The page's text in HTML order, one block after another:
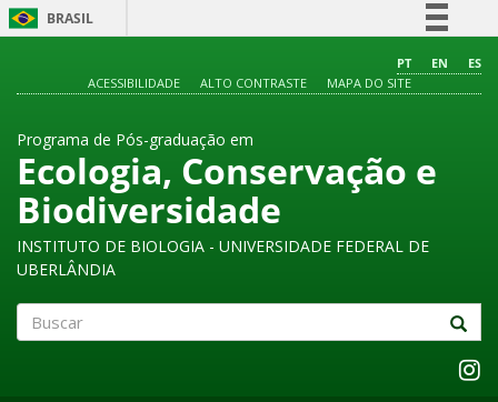
BRASIL
Comunica BR
Acesso à informação
Legislação
PT EN
ES
ACESSIBILIDADE
ALTO CONTRASTE MAPA DO SITE
Programa de Pós-graduação em
Ecologia, Conservação e
Biodiversidade
INSTITUTO DE BIOLOGIA - UNIVERSIDADE FEDERAL DE
UBERLÂNDIA